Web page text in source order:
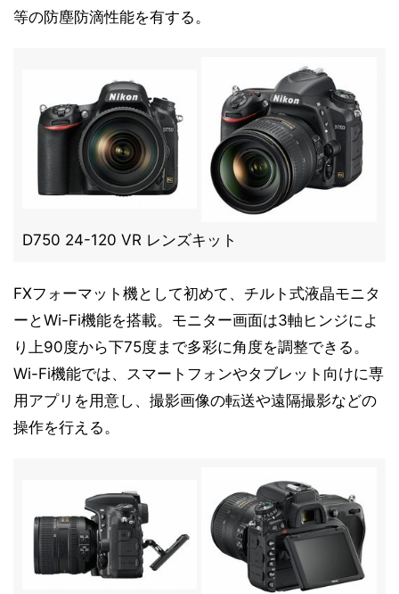
等の防塵防滴性能を有する。
D750 24-120 VR レンズキット
FXフォーマット機として初めて、チルト式液晶モニタ
ーとWi-Fi機能を搭載。モニター画面は3軸ヒンジによ
り上90度から下75度まで多彩に角度を調整できる。
Wi-Fi機能では、スマートフォンやタブレット向けに専
用アプリを用意し、撮影画像の転送や遠隔撮影などの
操作を行える。